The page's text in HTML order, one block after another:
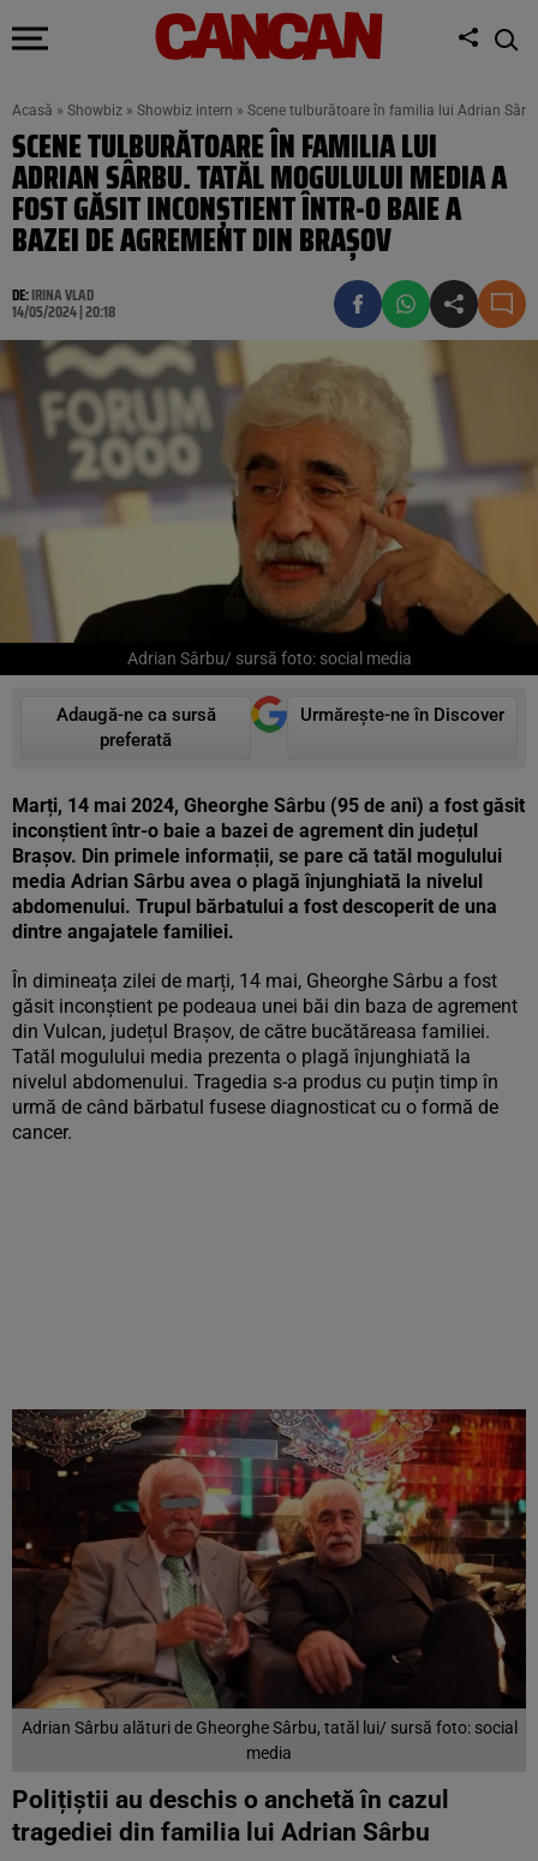
Acasă » Showbiz » Showbiz intern » Scene tulburătoare în familia lui Adrian
SCENE TULBURĂTOARE ÎN FAMILIA LUI
ADRIAN SÂRBU. TATĂL MOGULULUI MEDIA A
FOST GĂSIT INCONȘTIENT ÎNTR-O BAIE A
BAZEI DE AGREMENT DIN BRAȘOV
DE:IRINA VLAD
14/05/2024 | 20:18
Adrian Sârbu/ sursă foto: social media
Adaugă-ne ca sursă
preferată
Urmărește-ne în Discover
Marți, 14 mai 2024, Gheorghe Sârbu (95 de ani) a fost găsit
inconștient într-o baie a bazei de agrement din județul
Brașov. Din primele informații, se pare că tatăl mogulului
media Adrian Sârbu avea o plagă înjunghiată la nivelul
abdomenului. Trupul bărbatului a fost descoperit de una
dintre angajatele familiei.
În dimineața zilei de marți, 14 mai, Gheorghe Sârbu a fost
găsit inconștient pe podeaua unei băi din baza de agrement
din Vulcan, județul Brașov, de către bucătăreasa familiei.
Tatăl mogulului media prezenta o plagă înjunghiată la
nivelul abdomenului. Tragedia s-a produs cu puțin timp în
urmă de când bărbatul fusese diagnosticat cu o formă de
cancer.
Adrian Sârbu alături de Gheorghe Sârbu, tatăl lui/ sursă foto: social
media
Polițiștii au deschis o anchetă în cazul
tragediei din familia lui Adrian Sârbu